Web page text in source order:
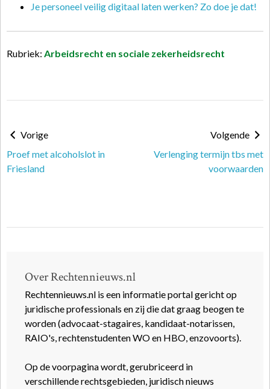
Je personeel veilig digitaal laten werken? Zo doe je dat!
Rubriek: Arbeidsrecht en sociale zekerheidsrecht
Vorige
Proef met alcoholslot in
Friesland
Volgende
Verlenging termijn tbs met
voorwaarden
Over Rechtennieuws.nl
Rechtennieuws.nl is een informatie portal gericht op
juridische professionals en zij die dat graag beogen te
worden (advocaat-stagaires, kandidaat-notarissen,
RAIO's, rechtenstudenten WO en HBO, enzovoorts).
Op de voorpagina wordt, gerubriceerd in
verschillende rechtsgebieden, juridisch nieuws